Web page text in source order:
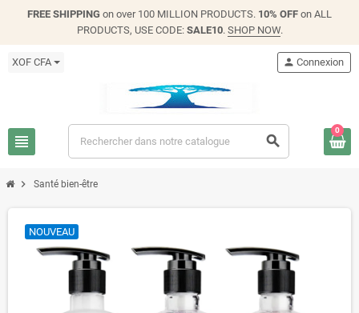
FREE SHIPPING on over 100 MILLION PRODUCTS. 10% OFF on ALL
PRODUCTS, USE CODE: SALE10. SHOP NOW.
XOF CFA
view_headline search
person Connexion
0
chevron_right Santé bien-être
NOUVEAU